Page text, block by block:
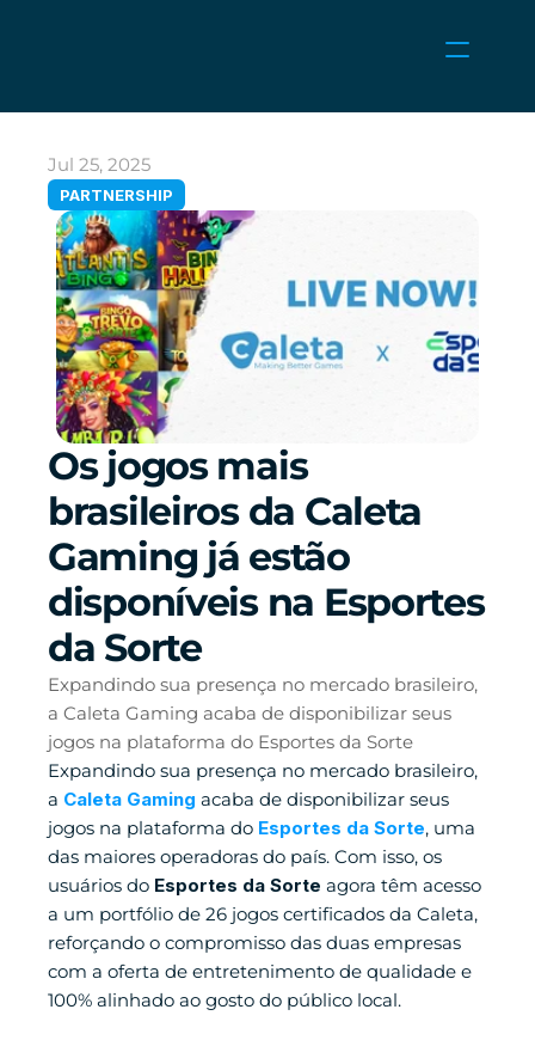
GAMES
CLIENT AREA
Select Language
English
PARTNERSHIP
Jul 25, 2025
Os jogos mais
brasileiros da Caleta
Gaming já estão
disponíveis na Esportes
da Sorte
Expandindo sua presença no mercado brasileiro,
a Caleta Gaming acaba de disponibilizar seus
jogos na plataforma do Esportes da Sorte
Expandindo sua presença no mercado brasileiro,
a Caleta Gaming acaba de disponibilizar seus
jogos na plataforma do Esportes da Sorte, uma
das maiores operadoras do país. Com isso, os
usuários do Esportes da Sorte agora têm acesso
a um portfólio de 26 jogos certificados da Caleta,
reforçando o compromisso das duas empresas
com a oferta de entretenimento de qualidade e
100% alinhado ao gosto do público local.